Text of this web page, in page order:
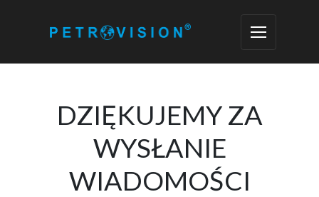
DZIĘKUJEMY ZA
WYSŁANIE
WIADOMOŚCI